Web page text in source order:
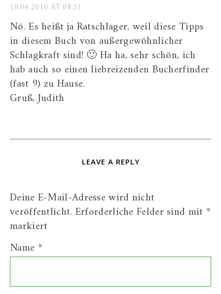
10.06.2010 AT 08:51
Nö. Es heißt ja Ratschlager, weil diese Tipps
in diesem Buch von außergewöhnlicher
Schlagkraft sind! 🙂 Ha ha, sehr schön, ich
hab auch so einen liebreizenden Bucherfinder
(fast 9) zu Hause.
Gruß, Judith
LEAVE A REPLY
Deine E-Mail-Adresse wird nicht
veröffentlicht. Erforderliche Felder sind mit*
markiert
Name *